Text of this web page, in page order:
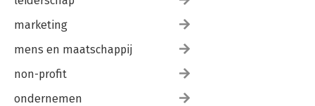
marketing
mens en maatschappij
non-profit
ondernemen